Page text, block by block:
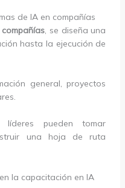
de IA en compañías
, se diseña una
hasta la ejecución de
general, proyectos
líderes pueden tomar
una hoja de ruta
la capacitación en IA